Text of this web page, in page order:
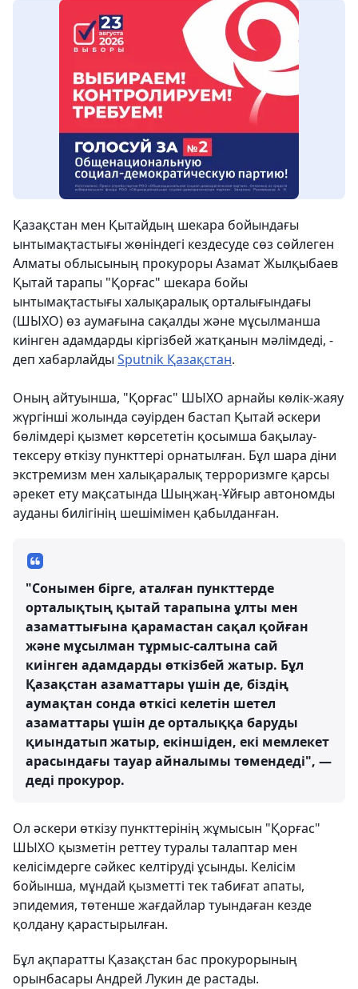
Қазақстан мен Қытайдың шекара бойындағы
ынтымақтастығы жөніндегі кездесуде сөз сөйлеген
Алматы облысының прокуроры Азамат Жылқыбаев
Қытай тарапы "Қорғас" шекара бойы
ынтымақтастығы халықаралық орталығындағы
(ШЫХО) өз аумағына сақалды және мұсылманша
киінген адамдарды кіргізбей жатқанын мәлімдеді, -
деп хабарлайды Sputnik Қазақстан.
Оның айтуынша, "Қорғас" ШЫХО арнайы көлік-жаяу
жүргінші жолында сәуірден бастап Қытай әскери
бөлімдері қызмет көрсететін қосымша бақылау-
тексеру өткізу пункттері орнатылған. Бұл шара діни
экстремизм мен халықаралық терроризмге қарсы
әрекет ету мақсатында Шыңжаң-Ұйғыр автономды
ауданы билігінің шешімімен қабылданған.
"Сонымен бірге, аталған пункттерде
орталықтың қытай тарапына ұлты мен
азаматтығына қарамастан сақал қойған
және мұсылман тұрмыс-салтына сай
киінген адамдарды өткізбей жатыр. Бұл
Қазақстан азаматтары үшін де, біздің
аумақтан сонда өткісі келетін шетел
азаматтары үшін де орталыққа баруды
қиындатып жатыр, екіншіден, екі мемлекет
арасындағы тауар айналымы төмендеді", —
деді прокурор.
Ол әскери өткізу пункттерінің жұмысын "Қорғас"
ШЫХО қызметін реттеу туралы талаптар мен
келісімдерге сәйкес келтіруді ұсынды. Келісім
бойынша, мұндай қызметті тек табиғат апаты,
эпидемия, төтенше жағдайлар туындаған кезде
қолдану қарастырылған.
Бұл ақпаратты Қазақстан бас прокурорының
орынбасары Андрей Лукин де растады.